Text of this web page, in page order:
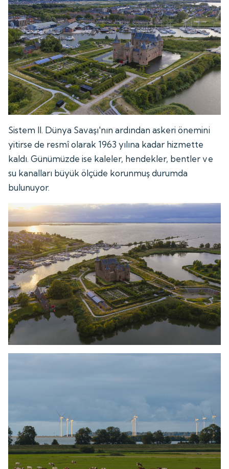
Sistem II. Dünya Savaşı'nın ardından askeri önemini
yitirse de resmî olarak 1963 yılına kadar hizmette
kaldı. Günümüzde ise kaleler, hendekler, bentler ve
su kanalları büyük ölçüde korunmuş durumda
bulunuyor.